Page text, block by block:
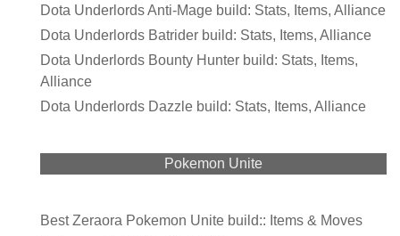
Dota Underlords Anti-Mage build: Stats, Items, Alliance
Dota Underlords Batrider build: Stats, Items, Alliance
Dota Underlords Bounty Hunter build: Stats, Items,
Alliance
Dota Underlords Dazzle build: Stats, Items, Alliance
Pokemon Unite
Best Zeraora Pokemon Unite build:: Items & Moves